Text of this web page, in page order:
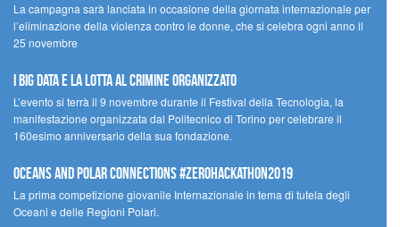
La campagna sarà lanciata in occasione della giornata internazionale per
l’eliminazione della violenza contro le donne, che si celebra ogni anno il
25 novembre
I Big Data e la lotta al crimine organizzato
L’evento si terrà il 9 novembre durante il Festival della Tecnologia, la
manifestazione organizzata dal Politecnico di Torino per celebrare il
160esimo anniversario della sua fondazione.
Oceans and Polar Connections #ZEROHackathon2019
La prima competizione giovanile Internazionale in tema di tutela degli
Oceani e delle Regioni Polari.